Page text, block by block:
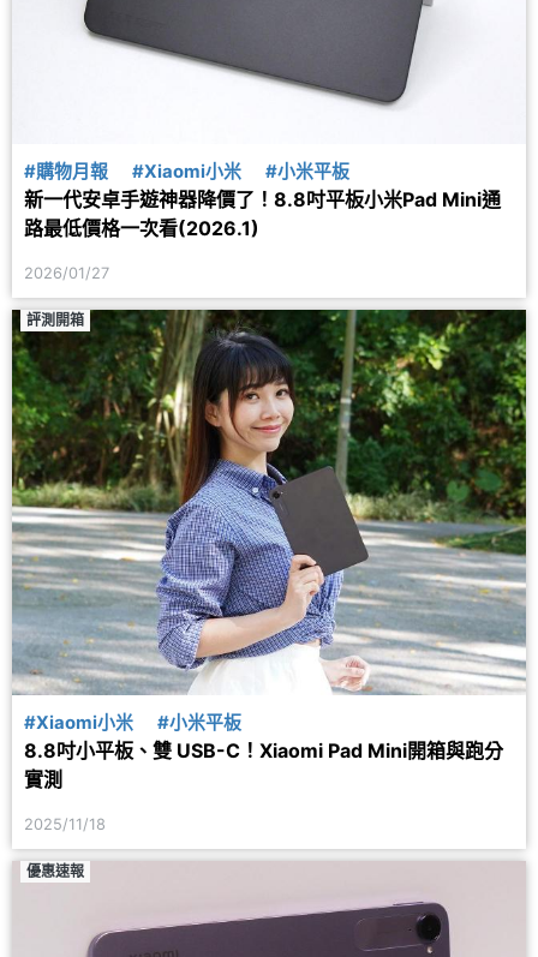
#購物月報 #Xiaomi小米 #小米平板
新一代安卓手遊神器降價了！8.8吋平板小米Pad Mini通
路最低價格一次看(2026.1)
2026/01/27
評測開箱
#Xiaomi小米 #小米平板
8.8吋小平板、雙 USB-C！Xiaomi Pad Mini開箱與跑分
實測
2025/11/18
優惠速報